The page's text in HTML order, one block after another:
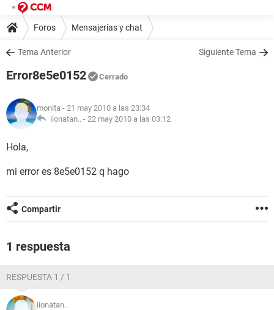
Foros Mensajerías y chat
Tema Anterior Siguiente Tema
Error8e5e0152 Cerrado
monita - 21 may 2010 a las 23:34
iionatan.. - 22 may 2010 a las 03:12
Hola,
mi error es 8e5e0152 q hago
Compartir
1 respuesta
RESPUESTA 1 / 1
iionatan..